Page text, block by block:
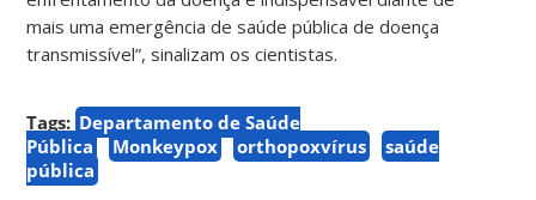
mais uma emergência de saúde pública de doença
transmissível”, sinalizam os cientistas.
Tags: Departamento de Saúde
Pública
Monkeypox orthopoxvírus
saúde
pública